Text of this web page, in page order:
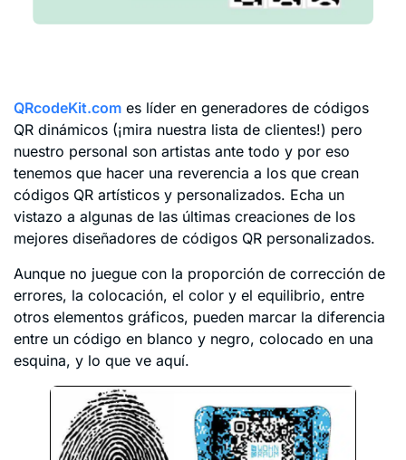
QRcodeKit.com es líder en generadores de códigos
QR dinámicos (¡mira nuestra lista de clientes!) pero
nuestro personal son artistas ante todo y por eso
tenemos que hacer una reverencia a los que crean
códigos QR artísticos y personalizados. Echa un
vistazo a algunas de las últimas creaciones de los
mejores diseñadores de códigos QR personalizados.
Aunque no juegue con la proporción de corrección de
errores, la colocación, el color y el equilibrio, entre
otros elementos gráficos, pueden marcar la diferencia
entre un código en blanco y negro, colocado en una
esquina, y lo que ve aquí.